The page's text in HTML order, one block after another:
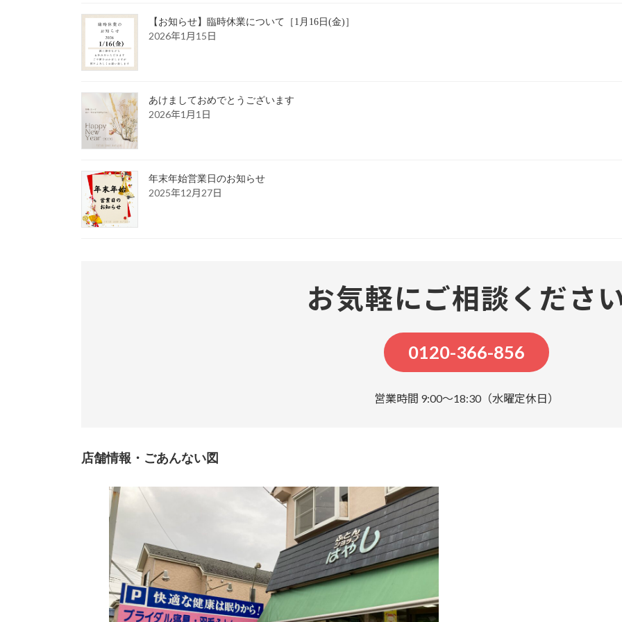
【お知らせ】臨時休業について［1月16日(金)］
2026年1月15日
あけましておめでとうございます
2026年1月1日
年末年始営業日のお知らせ
2025年12月27日
お気軽にご相談くださ
0120-366-856
営業時間 9:00～18:30（水曜定休日）
店舗情報・ごあんない図